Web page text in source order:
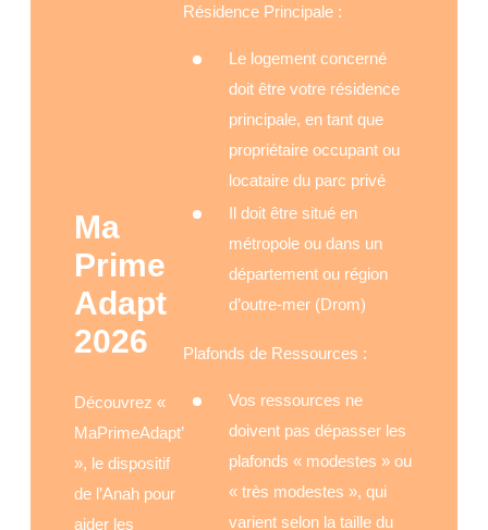
Ma
Prime
Adapt
2026
Découvrez «
MaPrimeAdapt’
», le dispositif
de l’Anah pour
aider les
Résidence Principale :
Le logement concerné
doit être votre résidence
principale, en tant que
propriétaire occupant ou
locataire du parc privé
Il doit être situé en
métropole ou dans un
département ou région
d’outre-mer (Drom)
Plafonds de Ressources :
Vos ressources ne
doivent pas dépasser les
plafonds « modestes » ou
« très modestes », qui
varient selon la taille du